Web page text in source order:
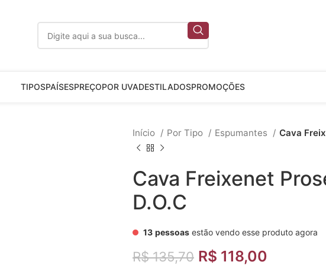
TIPOSPAÍSESPREÇOPOR UVADESTILADOSPROMOÇÕES
Início Por Tipo Espumantes Cava
Cava Freixenet
D.O.C
13 pessoas estão vendo esse produto agora
R$135,70 R$ 118,00